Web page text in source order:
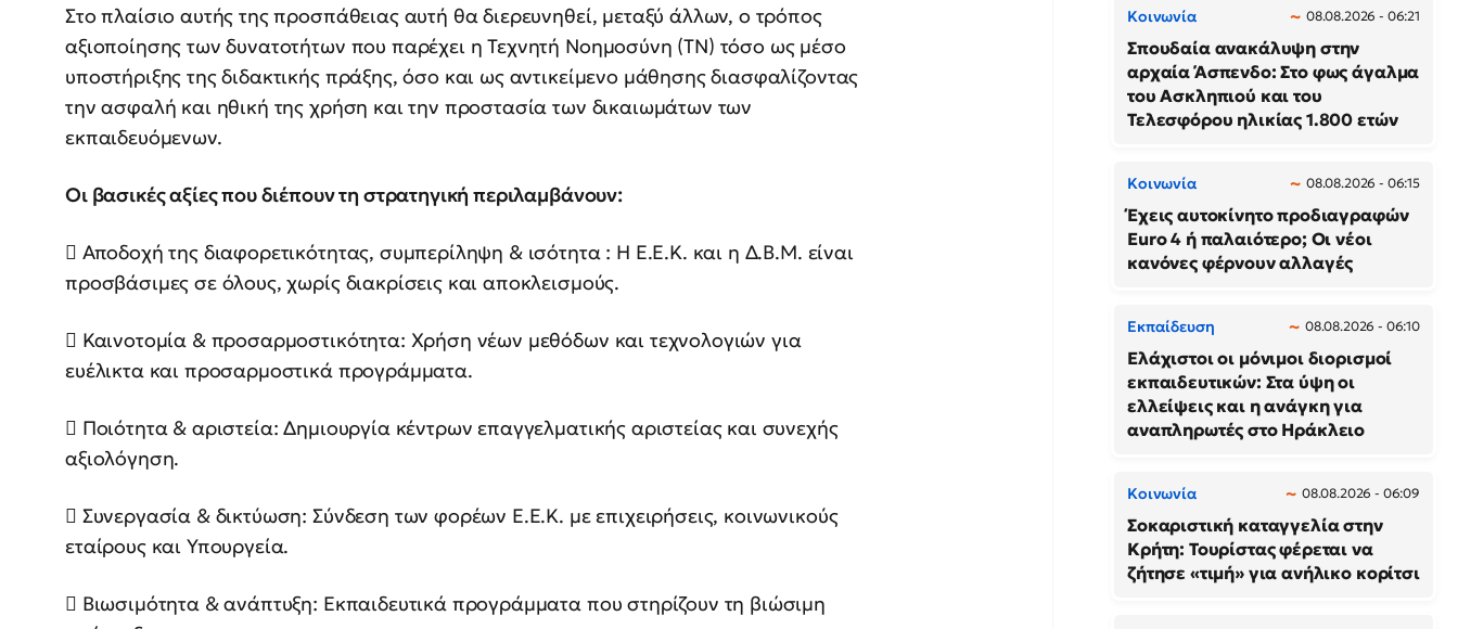
Στο πλαίσιο αυτής της προσπάθειας αυτή θα διερευνηθεί, μεταξύ άλλων, ο τρόπος
αξιοποίησης των δυνατοτήτων που παρέχει η Τεχνητή Νοημοσύνη (ΤΝ) τόσο ως μέσο
υποστήριξης της διδακτικής πράξης, όσο και ως αντικείμενο μάθησης διασφαλίζοντας
την ασφαλή και ηθική της χρήση και την προστασία των δικαιωμάτων των
εκπαιδευόμενων.
Οι βασικές αξίες που διέπουν τη στρατηγική περιλαμβάνουν:
 Αποδοχή της διαφορετικότητας, συμπερίληψη & ισότητα : Η Ε.Ε.Κ. και η Δ.Β.Μ. είναι
προσβάσιμες σε όλους, χωρίς διακρίσεις και αποκλεισμούς.
 Καινοτομία & προσαρμοστικότητα: Χρήση νέων μεθόδων και τεχνολογιών για
ευέλικτα και προσαρμοστικά προγράμματα.
 Ποιότητα & αριστεία: Δημιουργία κέντρων επαγγελματικής αριστείας και συνεχής
αξιολόγηση.
 Συνεργασία & δικτύωση: Σύνδεση των φορέων Ε.Ε.Κ. με επιχειρήσεις, κοινωνικούς
εταίρους και Υπουργεία.
 Βιωσιμότητα & ανάπτυξη: Εκπαιδευτικά προγράμματα που στηρίζουν τη βιώσιμη
Κοινωνία 08.08.2026 - 06:21
Σπουδαία ανακάλυψη στην
αρχαία Άσπενδο: Στο φως άγαλμα
του Ασκληπιού και του
Τελεσφόρου ηλικίας 1.800 ετών
Κοινωνία 08.08.2026 - 06:15
Έχεις αυτοκίνητο προδιαγραφών
Euro 4 ή παλαιότερο; Οι νέοι
κανόνες φέρνουν αλλαγές
Εκπαίδευση 08.08.2026 - 06:10
Ελάχιστοι οι μόνιμοι διορισμοί
εκπαιδευτικών: Στα ύψη οι
ελλείψεις και η ανάγκη για
αναπληρωτές στο Ηράκλειο
Κοινωνία 08.08.2026 - 06:09
Σοκαριστική καταγγελία στην
Κρήτη: Τουρίστας φέρεται να
ζήτησε «τιμή» για ανήλικο κορίτσι